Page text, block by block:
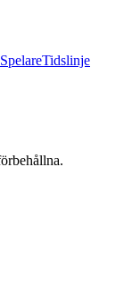
SpelareTidslinje